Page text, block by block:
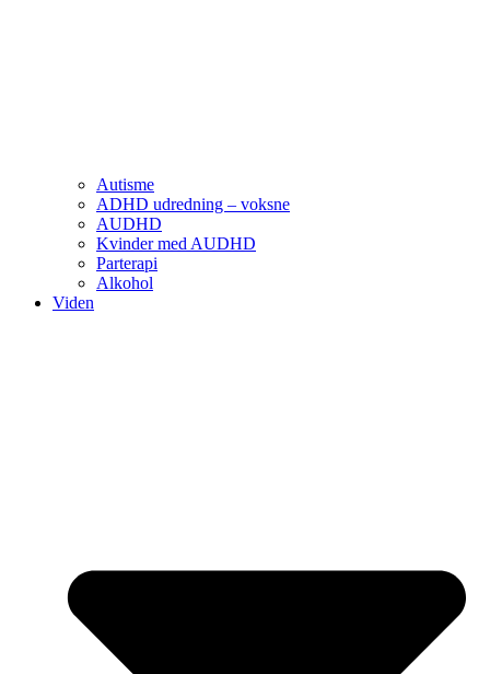
Autisme
ADHD udredning – voksne
AUDHD
Kvinder med AUDHD
Parterapi
Alkohol
Viden